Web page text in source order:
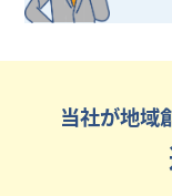
当社が地域